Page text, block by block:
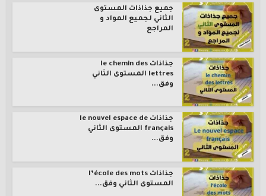
جميع جذاذات المستوى
الثاني لجميع المواد و
المراجع
جذاذات le chemin des
lettres المستوى الثاني
وفق...
جذاذات le nouvel espace de
français المستوى الثاني
وفق...
جذاذات l’école des mots
المستوى الثاني وفق...